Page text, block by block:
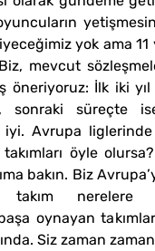
yok ama 11
Biz, mevcut
İlk iki yıl
sonraki süreçte
iyi. Avrupa
öyle
bakın. Biz
takım nerelere
oynayan
Siz zaman